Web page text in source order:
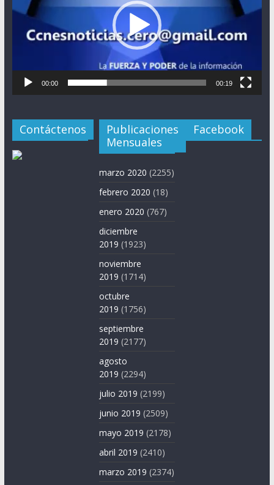
00:00 00:19
Contáctenos
Publicaciones
Mensuales
marzo 2020 (2255)
febrero 2020 (18)
enero 2020 (767)
diciembre
2019 (1923)
noviembre
2019 (1714)
octubre
2019 (1756)
septiembre
2019 (2177)
agosto
2019 (2294)
julio 2019 (2199)
junio 2019 (2509)
mayo 2019 (2178)
abril 2019 (2410)
marzo 2019 (2374)
Facebook